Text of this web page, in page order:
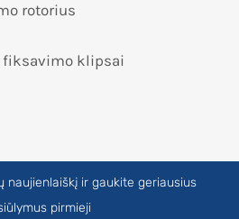
rotorius
fiksavimo klipsai
naujienlaiškį ir gaukite geriausius
pirmieji